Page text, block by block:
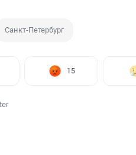
Санкт-Петербург
15